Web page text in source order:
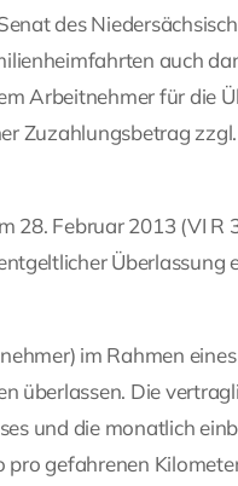
des
auch
Arbeitnehmer für die
Zuzahlungsbetrag
Februar 2013 (VI R
Überlassung
im Rahmen
überlassen. Die
und die monatlich
gefahrenen